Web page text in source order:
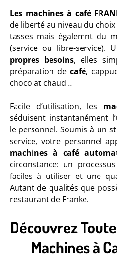
Les machines à café
de liberté au niveau du choix
tasses mais égalemnt du
(service ou libre-service).
propres besoins, elles
préparation de café,
chocolat chaud…
Facile d’utilisation, les
séduisent instantanément
le personnel. Soumis à un
service, votre personnel
machines à café
circonstance: un
faciles à utiliser et une
Autant de qualités que
restaurant de Franke.
Découvrez
Machines à